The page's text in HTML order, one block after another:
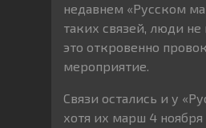
недавнем «Русском
таких связей, люди
это откровенно
мероприятие.
Связи остались и у
хотя их марш 4